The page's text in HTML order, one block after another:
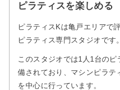
ピラティスを楽しめる
ピラティスKは亀戸エリアで
ピラティス専門スタジオです。
このスタジオでは1人1台の
備されており、マシンピラテ
を中心に行っています。